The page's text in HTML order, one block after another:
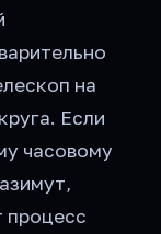
на
Если
часовому
процесс